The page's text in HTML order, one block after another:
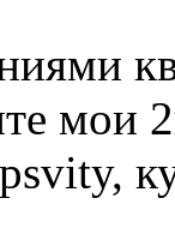
мои